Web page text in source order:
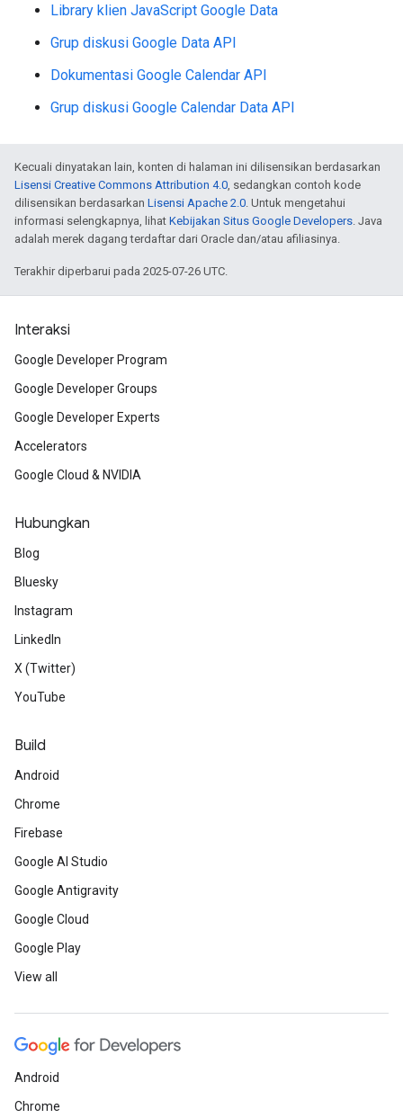
Library klien JavaScript Google Data
Grup diskusi Google Data API
Dokumentasi Google Calendar API
Grup diskusi Google Calendar Data API
Kecuali dinyatakan lain, konten di halaman ini dilisensikan berdasarkan
Lisensi Creative Commons Attribution 4.0 , sedangkan contoh kode
dilisensikan berdasarkan Lisensi Apache 2.0 . Untuk mengetahui
informasi selengkapnya, lihat Kebijakan Situs Google Developers . Java
adalah merek dagang terdaftar dari Oracle dan/atau afiliasinya.
Terakhir diperbarui pada 2025-07-26 UTC.
Interaksi
Google Developer Program
Google Developer Groups
Google Developer Experts
Accelerators
Google Cloud & NVIDIA
Hubungkan
Blog
Bluesky
Instagram
LinkedIn
X (Twitter)
YouTube
Build
Android
Chrome
Firebase
Google AI Studio
Google Antigravity
Google Cloud
Google Play
View all
Android
Chrome